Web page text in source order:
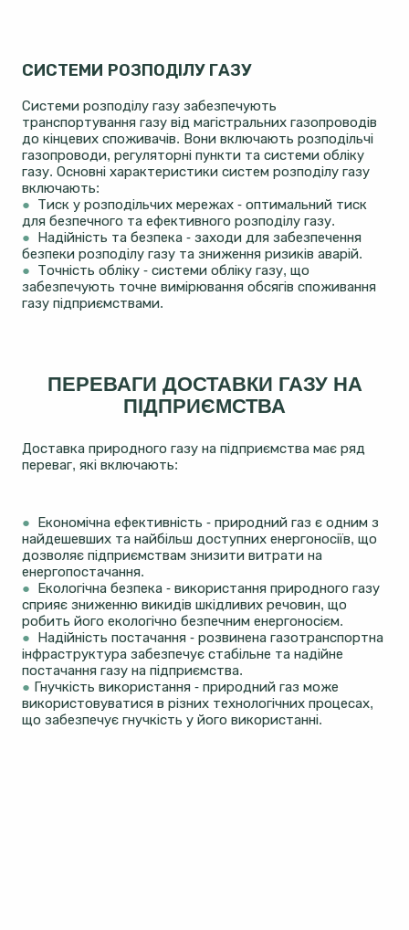
СИСТЕМИ РОЗПОДІЛУ ГАЗУ
Системи розподілу газу забезпечують
транспортування газу від магістральних газопроводів
до кінцевих споживачів. Вони включають розподільчі
газопроводи, регуляторні пункти та системи обліку
газу. Основні характеристики систем розподілу газу
включають:
● Тиск у розподільчих мережах - оптимальний тиск
для безпечного та ефективного розподілу газу.
● Надійність та безпека - заходи для забезпечення
безпеки розподілу газу та зниження ризиків аварій.
● Точність обліку - системи обліку газу, що
забезпечують точне вимірювання обсягів споживання
газу підприємствами.
ПЕРЕВАГИ ДОСТАВКИ ГАЗУ НА
ПІДПРИЄМСТВА
Доставка природного газу на підприємства має ряд
переваг, які включають:
● Економічна ефективність - природний газ є одним з
найдешевших та найбільш доступних енергоносіїв, що
дозволяє підприємствам знизити витрати на
енергопостачання.
● Екологічна безпека - використання природного газу
сприяє зниженню викидів шкідливих речовин, що
робить його екологічно безпечним енергоносієм.
● Надійність постачання - розвинена газотранспортна
інфраструктура забезпечує стабільне та надійне
постачання газу на підприємства.
● Гнучкість використання - природний газ може
використовуватися в різних технологічних процесах,
що забезпечує гнучкість у його використанні.